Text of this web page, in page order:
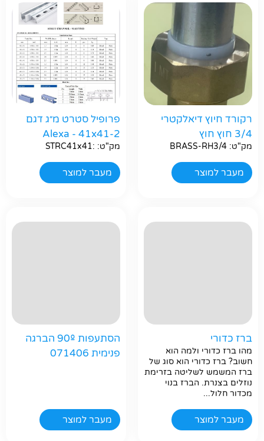
חפשו באתר
רקורד חיוץ דיאלקטרי
3/4 חוץ חוץ
מק"ט: BRASS-RH3/4
מעבר למוצר
פרופיל סטרט מ״ג דגם
Alexa - 41x41-2
מק"ט: :STRC41x41
מעבר למוצר
ברז כדורי
מהו ברז כדורי ולמה הוא
חשוב? ברז כדורי הוא סוג של
ברז המשמש לשליטה בזרימת
נוזלים בצנרת. הברז בנוי
מכדור חלול...
מעבר למוצר
הסתעפות 90º הברגה
פנימית 071406
מעבר למוצר